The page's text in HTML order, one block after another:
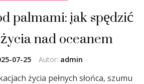
palmami: jak spędzić
nad oceanem
Autor: admin
07-25
życia pełnych słońca, szumu